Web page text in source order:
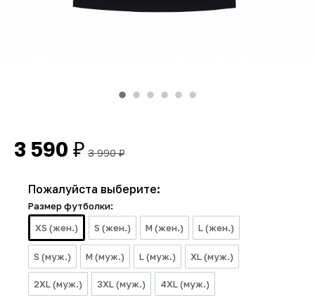
3 590 ₽ 3 990₽
Пожалуйста выберите:
Размер футболки:
XS (жен.)
S (жен.) M (жен.) L (жен.)
S (муж.) M (муж.) L (муж.) XL (муж.)
2XL (муж.) 3XL (муж.) 4XL (муж.)